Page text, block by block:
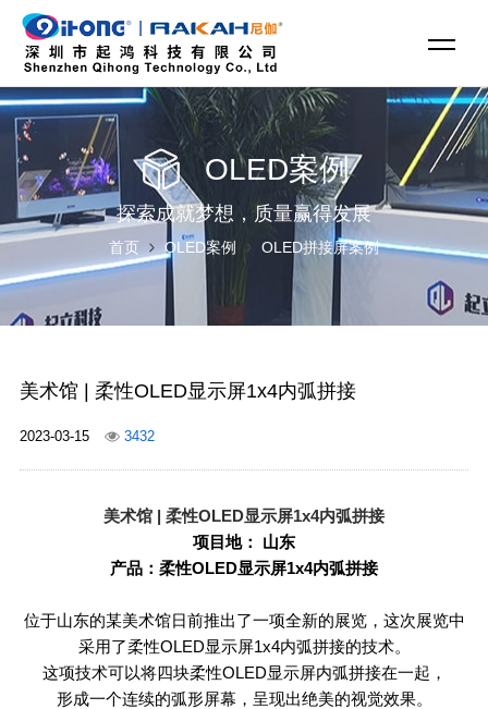
OLED案例
探索成就梦想，质量赢得发展
首页 OLED案例 OLED拼接屏案例
美术馆 | 柔性OLED显示屏1x4内弧拼接
2023-03-15 3432
美术馆 | 柔性OLED显示屏1x4内弧拼接
项目地： 山东
产品：柔性OLED显示屏1x4内弧拼接
位于山东的某美术馆日前推出了一项全新的展览，这次展览中
采用了柔性OLED显示屏1x4内弧拼接的技术。
这项技术可以将四块柔性OLED显示屏内弧拼接在一起，
形成一个连续的弧形屏幕，呈现出绝美的视觉效果。